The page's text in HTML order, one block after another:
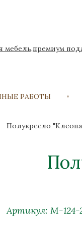
РАБОТЫ
Полукресло
Артикул: М-124-